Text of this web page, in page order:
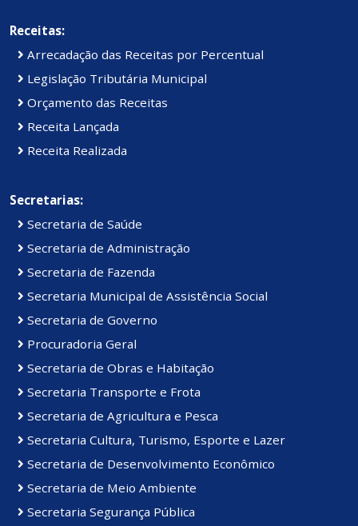
Receitas:
Arrecadação das Receitas por Percentual
Legislação Tributária Municipal
Orçamento das Receitas
Receita Lançada
Receita Realizada
Secretarias:
Secretaria de Saúde
Secretaria de Administração
Secretaria de Fazenda
Secretaria Municipal de Assistência Social
Secretaria de Governo
Procuradoria Geral
Secretaria de Obras e Habitação
Secretaria Transporte e Frota
Secretaria de Agricultura e Pesca
Secretaria Cultura, Turismo, Esporte e Lazer
Secretaria de Desenvolvimento Econômico
Secretaria de Meio Ambiente
Secretaria Segurança Pública